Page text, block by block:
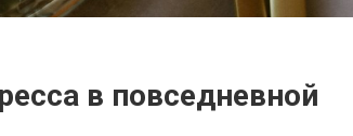
в повседневной